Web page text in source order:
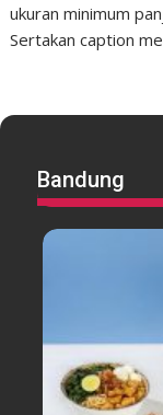
ukuran minimum
Sertakan caption
Bandung